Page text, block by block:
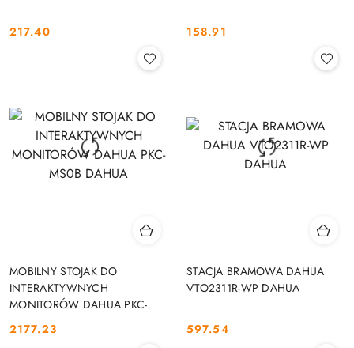
Cena:
217.40 Cena:
158.91
MOBILNY STOJAK DO
INTERAKTYWNYCH
MONITORÓW DAHUA PKC-
MS0B DAHUA
Cena:
2177.23
STACJA BRAMOWA DAHUA
VTO2311R-WP DAHUA
Cena:
597.54